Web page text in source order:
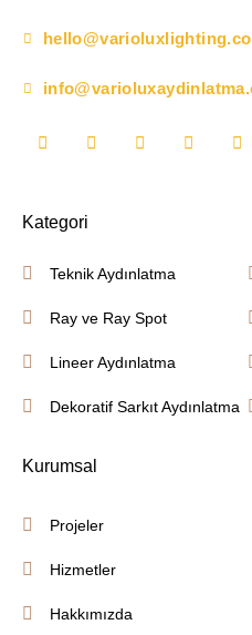
Kategori
Teknik Aydınlatma
Ray ve Ray Spot
Lineer Aydınlatma
Dekoratif Sarkıt Aydınlatma
Kurumsal
Projeler
Hizmetler
Hakkımızda